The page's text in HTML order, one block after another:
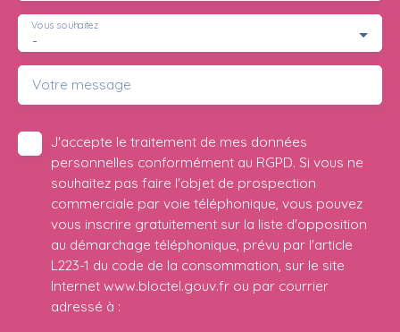
-
Vous souhaitez
Votre message
J'accepte le traitement de mes données
personnelles conformément au RGPD. Si vous ne
souhaitez pas faire l'objet de prospection
commerciale par voie téléphonique, vous pouvez
vous inscrire gratuitement sur la liste d'opposition
au démarchage téléphonique, prévu par l'article
L223-1 du code de la consommation, sur le site
Internet www.bloctel.gouv.fr ou par courrier
adressé à :